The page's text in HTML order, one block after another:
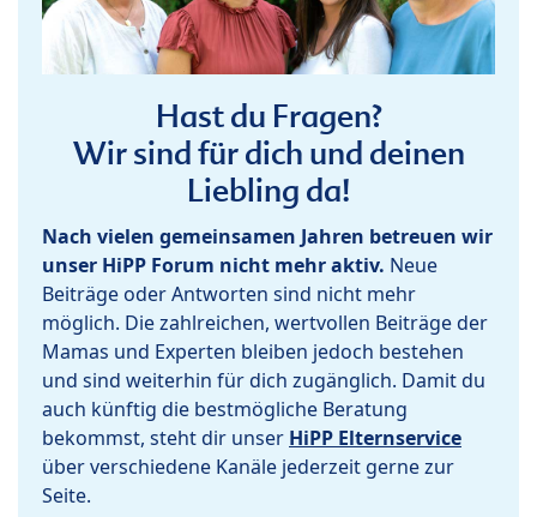
Hast du Fragen?
Wir sind für dich und deinen
Liebling da!
Nach vielen gemeinsamen Jahren betreuen wir
unser HiPP Forum nicht mehr aktiv. Neue
Beiträge oder Antworten sind nicht mehr
möglich. Die zahlreichen, wertvollen Beiträge der
Mamas und Experten bleiben jedoch bestehen
und sind weiterhin für dich zugänglich. Damit du
auch künftig die bestmögliche Beratung
bekommst, steht dir unser HiPP Elternservice
über verschiedene Kanäle jederzeit gerne zur
Seite.